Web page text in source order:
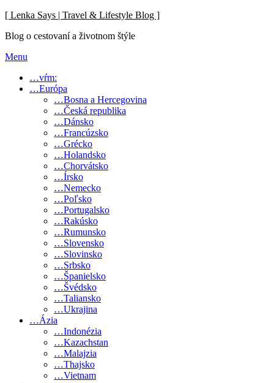
Skip
content
[ Lenka Says | Travel & Lifestyle Blog ]
Blog o cestovaní a životnom štýle
Menu
…vŕm:
…Európa
…Bosna a Hercegovina
…Česká republika
…Dánsko
…Francúzsko
…Grécko
…Holandsko
…Chorvátsko
…Írsko
…Nemecko
…Poľsko
…Portugalsko
…Rakúsko
…Rumunsko
…Slovensko
…Slovinsko
…Srbsko
…Španielsko
…Švédsko
…Taliansko
…Ukrajina
…Ázia
…Indonézia
…Kazachstan
…Malajzia
…Thajsko
…Vietnam